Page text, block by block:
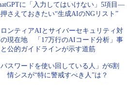
に「入力してはいけない」5項目―
さえておきたい“生成AIのNGリスト”
ンティアAIとサイバーセキュリティ対
現在地 「17万行のAIコード分析」事
公的ガイドラインが示す道筋
スワードを使い回している人」が6割
情シスが“特に警戒すべき人”は？